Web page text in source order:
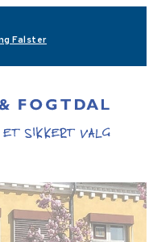
Falster